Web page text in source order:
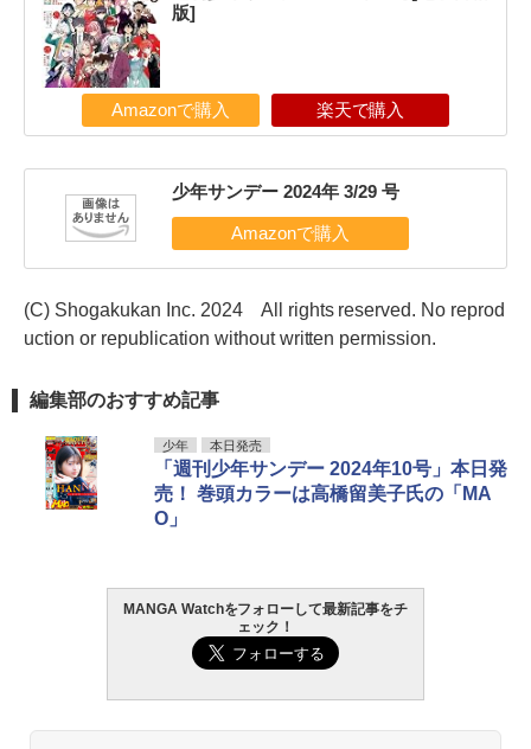
版]
Amazonで購入 楽天で購入
少年サンデー 2024年 3/29 号
(C) Shogakukan Inc. 2024 All rights reserved. No reprod
uction or republication without written permission.
編集部のおすすめ記事
少年 本日発売
「週刊少年サンデー 2024年10号」本日発
売！ 巻頭カラーは高橋留美子氏の「MA
O」
MANGA Watchをフォローして最新記事をチ
ェック！